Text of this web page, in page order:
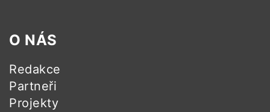
O NÁS
Redakce
Partneři
Projekty